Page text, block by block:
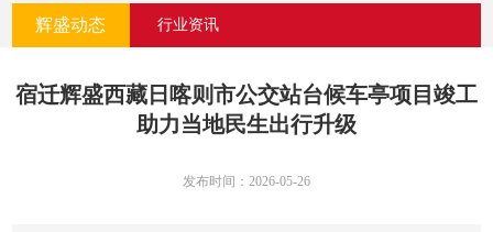
辉盛动态
行业资讯
宿迁辉盛西藏日喀则市‌公交站台候车亭项目竣工
助力当地民生出行升级
发布时间：2026-05-26